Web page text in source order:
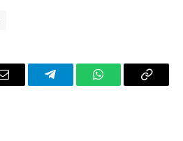
Email TelegramWhatsAppCopy